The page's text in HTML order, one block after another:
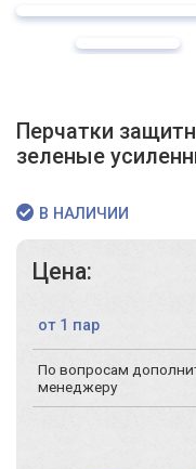
Перчатки
зеленые
В НАЛИЧИИ
Цена:
от 1 пар
По вопросам
менеджеру